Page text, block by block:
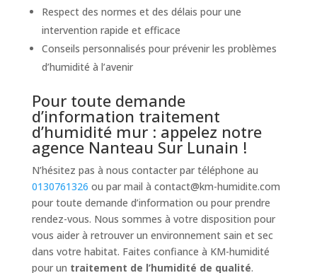
Respect des normes et des délais pour une
intervention rapide et efficace
Conseils personnalisés pour prévenir les problèmes
d’humidité à l’avenir
Pour toute demande
d’information traitement
d’humidité mur : appelez notre
agence Nanteau Sur Lunain !
N’hésitez pas à nous contacter par téléphone au
0130761326 ou par mail à contact@km-humidite.com
pour toute demande d’information ou pour prendre
rendez-vous. Nous sommes à votre disposition pour
vous aider à retrouver un environnement sain et sec
dans votre habitat. Faites confiance à KM-humidité
pour un traitement de l’humidité de qualité.